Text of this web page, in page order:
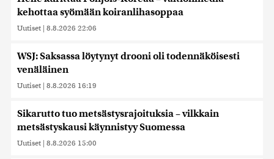
kehottaa syömään koiranlihasoppaa
Uutiset | 8.8.2026 22:06
WSJ: Saksassa löytynyt drooni oli todennäköisesti
venäläinen
Uutiset | 8.8.2026 16:19
Sikarutto tuo metsästysrajoituksia – vilkkain
metsästyskausi käynnistyy Suomessa
Uutiset | 8.8.2026 15:00